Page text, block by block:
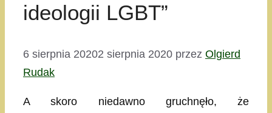
ideologii LGBT”
6 sierpnia 20202 sierpnia 2020 przez Olgierd
Rudak
A skoro niedawno gruchnęło, że